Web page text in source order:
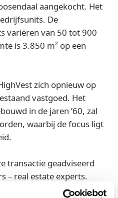
aangekocht. Het
De
variëren van 50 tot 900
is 3.850 m² op een
zich opnieuw op
vastgoed. Het
in de jaren ’60, zal
waarbij de focus ligt
transactie geadviseerd
– real estate experts.